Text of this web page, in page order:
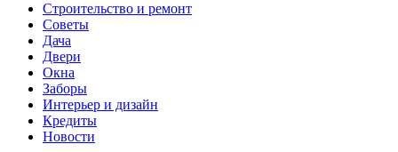
Строительство и ремонт
Советы
Дача
Двери
Окна
Заборы
Интерьер и дизайн
Кредиты
Новости